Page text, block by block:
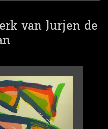
van Jurjen de